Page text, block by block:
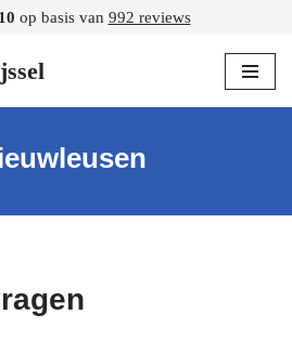
op basis van 992 reviews